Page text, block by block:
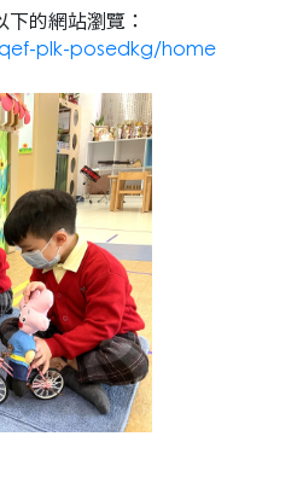
的網站瀏覽：
plk-posedkg/home